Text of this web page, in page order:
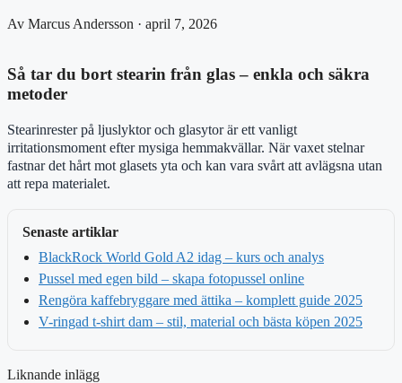
Av Marcus Andersson · april 7, 2026
Så tar du bort stearin från glas – enkla och säkra
metoder
Stearinrester på ljuslyktor och glasytor är ett vanligt
irritationsmoment efter mysiga hemmakvällar. När vaxet stelnar
fastnar det hårt mot glasets yta och kan vara svårt att avlägsna utan
att repa materialet.
Senaste artiklar
BlackRock World Gold A2 idag – kurs och analys
Pussel med egen bild – skapa fotopussel online
Rengöra kaffebryggare med ättika – komplett guide 2025
V-ringad t-shirt dam – stil, material och bästa köpen 2025
Liknande inlägg